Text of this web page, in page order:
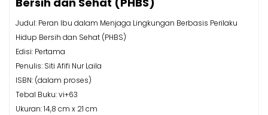
Judul: Peran Ibu dalam Menjaga Lingkungan Berbasis Perilaku
Hidup Bersih dan Sehat (PHBS)
Edisi: Pertama
Penulis: Siti Afifi Nur Laila
ISBN: (dalam proses)
Tebal Buku: vi+63
Ukuran: 14,8 cm x 21 cm